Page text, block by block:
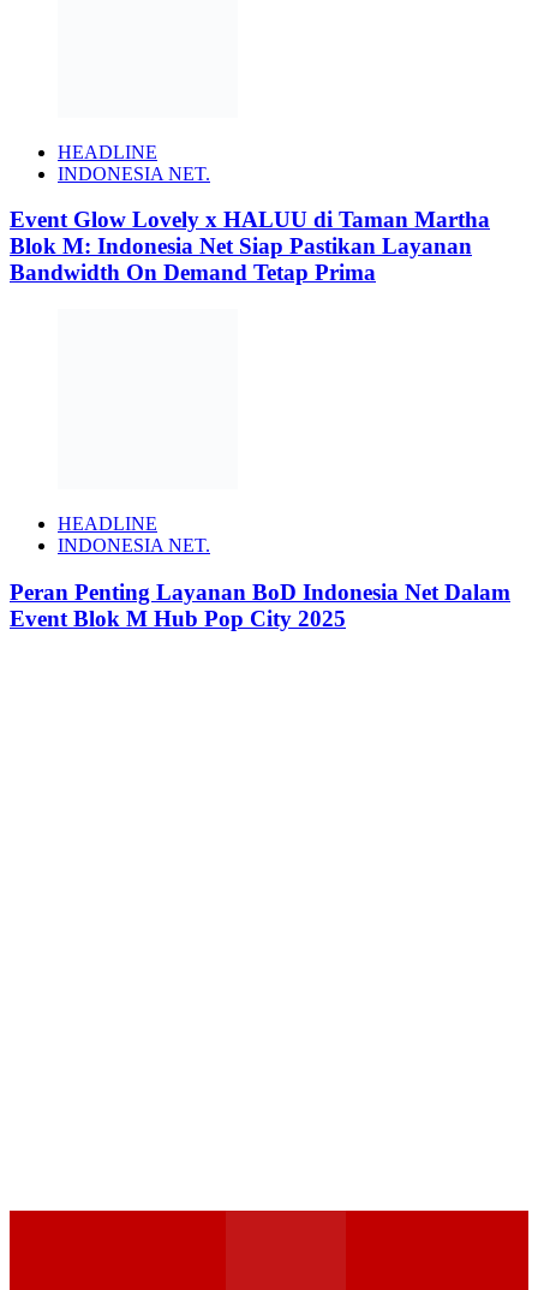
HEADLINE
INDONESIA NET.
Event Glow Lovely x HALUU di Taman Martha
Blok M: Indonesia Net Siap Pastikan Layanan
Bandwidth On Demand Tetap Prima
HEADLINE
INDONESIA NET.
Peran Penting Layanan BoD Indonesia Net Dalam
Event Blok M Hub Pop City 2025